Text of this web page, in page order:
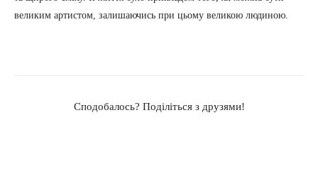
великим артистом, залишаючись при цьому великою людиною.
Сподобалось? Поділіться з друзями!